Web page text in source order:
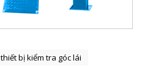
thiết bị kiểm tra góc lái